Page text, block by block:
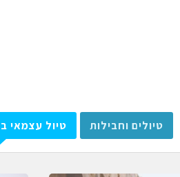
טיולים וחבילות טיול עצמאי